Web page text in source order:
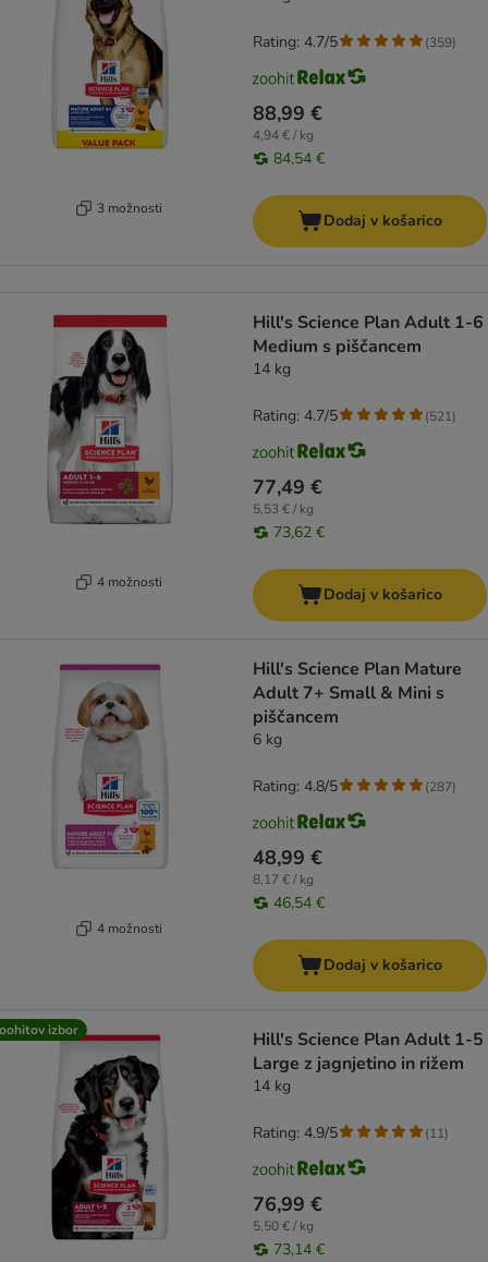
3 možnosti
88,99 €
4,94 € / kg
84,54 €
Rating: 4.7/5 (359)
Dodaj v košarico
4 možnosti
Hill's Science Plan Adult 1-6
Medium s piščancem
14 kg
77,49 €
5,53 € / kg
73,62 €
Rating: 4.7/5 (521)
Dodaj v košarico
4 možnosti
Hill's Science Plan Mature
Adult 7+ Small & Mini s
piščancem
6 kg
48,99 €
8,17 € / kg
46,54 €
Rating: 4.8/5 (287)
Dodaj v košarico
izbor
Hill's Science Plan Adult 1-5
Large z jagnjetino in rižem
14 kg
76,99 €
5,50 € / kg
73,14 €
Rating: 4.9/5 (11)